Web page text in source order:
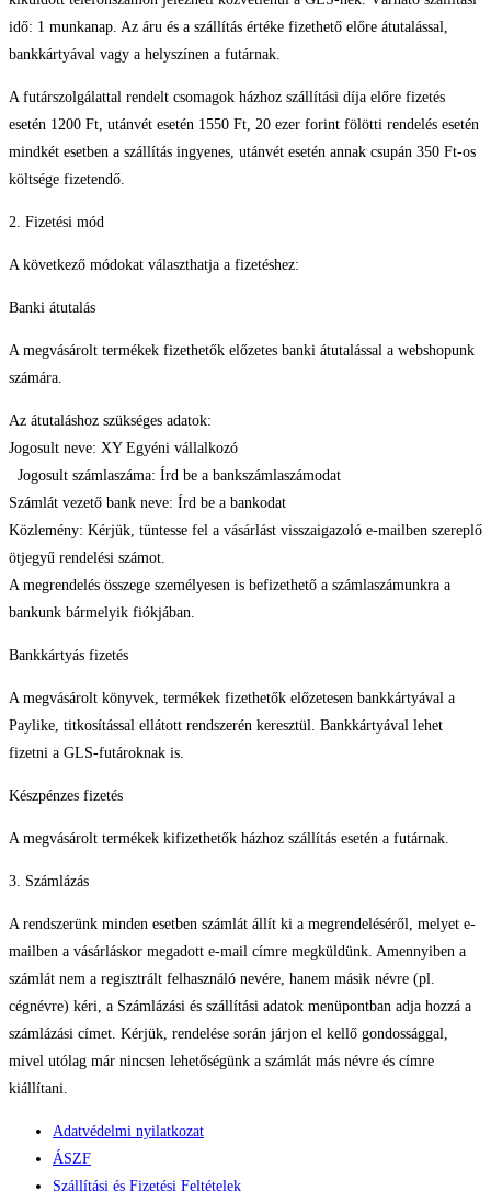
idő: 1 munkanap. Az áru és a szállítás értéke fizethető előre átutalással,
bankkártyával vagy a helyszínen a futárnak.
A futárszolgálattal rendelt csomagok házhoz szállítási díja előre fizetés
esetén 1200 Ft, utánvét esetén 1550 Ft, 20 ezer forint fölötti rendelés esetén
mindkét esetben a szállítás ingyenes, utánvét esetén annak csupán 350 Ft-os
költsége fizetendő.
2. Fizetési mód
A következő módokat választhatja a fizetéshez:
Banki átutalás
A megvásárolt termékek fizethetők előzetes banki átutalással a webshopunk
számára.
Az átutaláshoz szükséges adatok:
Jogosult neve: XY Egyéni vállalkozó
Jogosult számlaszáma: Írd be a bankszámlaszámodat
Számlát vezető bank neve: Írd be a bankodat
Közlemény: Kérjük, tüntesse fel a vásárlást visszaigazoló e-mailben szereplő
ötjegyű rendelési számot.
A megrendelés összege személyesen is befizethető a számlaszámunkra a
bankunk bármelyik fiókjában.
Bankkártyás fizetés
A megvásárolt könyvek, termékek fizethetők előzetesen bankkártyával a
Paylike, titkosítással ellátott rendszerén keresztül. Bankkártyával lehet
fizetni a GLS-futároknak is.
Készpénzes fizetés
A megvásárolt termékek kifizethetők házhoz szállítás esetén a futárnak.
3. Számlázás
A rendszerünk minden esetben számlát állít ki a megrendeléséről, melyet e-
mailben a vásárláskor megadott e-mail címre megküldünk. Amennyiben a
számlát nem a regisztrált felhasználó nevére, hanem másik névre (pl.
cégnévre) kéri, a Számlázási és szállítási adatok menüpontban adja hozzá a
számlázási címet. Kérjük, rendelése során járjon el kellő gondossággal,
mivel utólag már nincsen lehetőségünk a számlát más névre és címre
kiállítani.
Adatvédelmi nyilatkozat
ÁSZF
Szállítási és Fizetési Feltételek